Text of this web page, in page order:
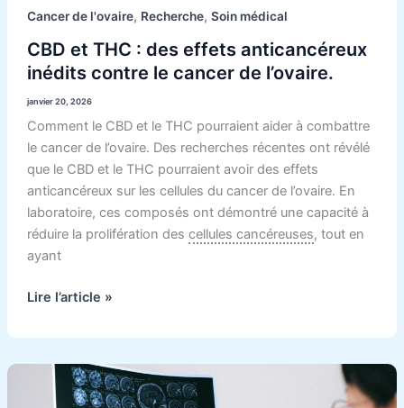
Cancer de l'ovaire, Recherche, Soin médical
CBD et THC : des effets anticancéreux
inédits contre le cancer de l’ovaire.
janvier 20, 2026
Comment le CBD et le THC pourraient aider à combattre
le cancer de l’ovaire. Des recherches récentes ont révélé
que le CBD et le THC pourraient avoir des effets
anticancéreux sur les cellules du cancer de l’ovaire. En
laboratoire, ces composés ont démontré une capacité à
réduire la prolifération des cellules cancéreuses, tout en
ayant
Lire l’article »
Cancers
BRCA